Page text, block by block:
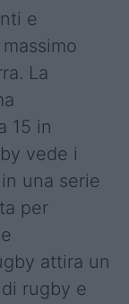
e
La
15 in
vede i
una serie
per
attira un
rugby e